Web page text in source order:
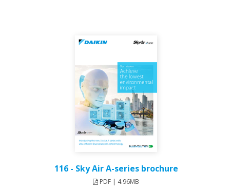
116 - Sky Air A-series brochure
PDF | 4.96MB